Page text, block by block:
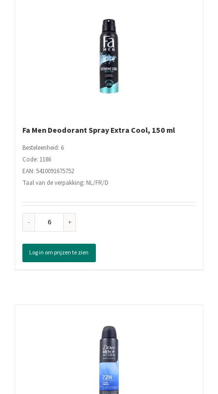
Fa Men Deodorant Spray Extra Cool, 150 ml
Besteleenheid: 6
Code: 1186
EAN: 5410091675752
Taal van de verpakking: NL/FR/D
Fa
Deodorant
Spray
Extra
Log in om prijzen te zien